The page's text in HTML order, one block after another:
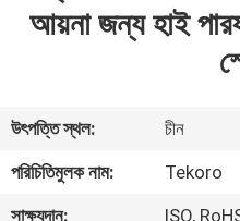
আমাদের
সম্পর্কে
আয়না জন্য হাই
উৎপত্তি স্থল:
চীন
পরিচিতিমুলক নাম:
Tekoro
সাক্ষ্যদান:
ISO,